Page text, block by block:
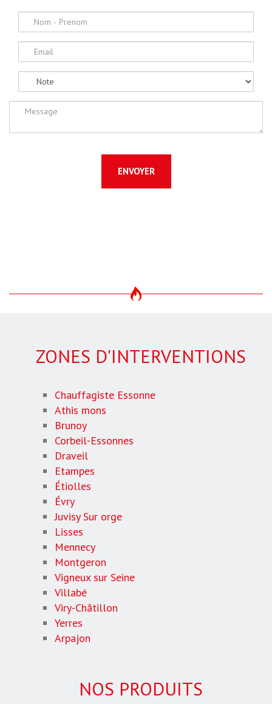
ENVOYER
ZONES D'INTERVENTIONS
Chauffagiste Essonne
Athis mons
Brunoy
Corbeil-Essonnes
Draveil
Etampes
Étiolles
Évry
Juvisy Sur orge
Lisses
Mennecy
Montgeron
Vigneux sur Seine
Villabé
Viry-Châtillon
Yerres
Arpajon
NOS PRODUITS